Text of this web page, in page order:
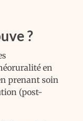
?
en
prenant soin
(post-